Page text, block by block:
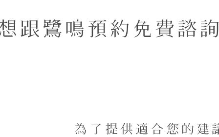
跟鷺鳴預約免費諮詢
為了提供適合您的建